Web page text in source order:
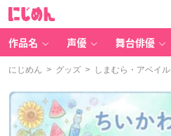
作品名 声優 舞台俳優
にじめん > グッズ > しまむら・アベイル